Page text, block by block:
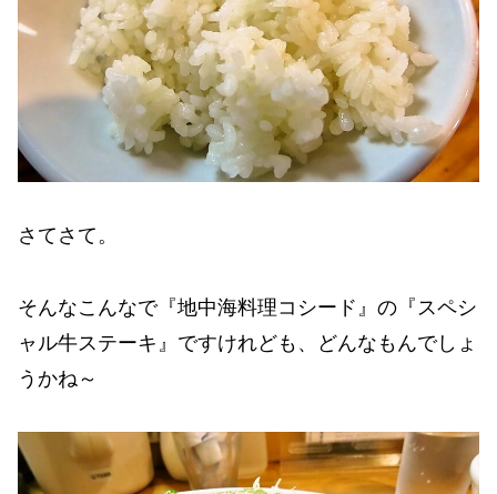
さてさて。
そんなこんなで『地中海料理コシード』の『スペシ
ャル牛ステーキ』ですけれども、どんなもんでしょ
うかね～